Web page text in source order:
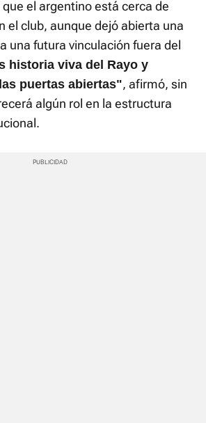
el argentino está cerca de
el club, aunque dejó abierta una
una futura vinculación fuera del
historia viva del Rayo y
puertas abiertas", afirmó, sin
algún rol en la estructura